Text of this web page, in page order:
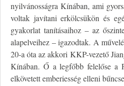
nyilvánosságra Kínában, ami
voltak javítani erkölcsükön és
gyakorlat tanításaihoz – az
alapelveihez – igazodtak. A
20-a óta az akkori KKP-vezető
Kínában. Ő a legfőbb felelőse a
elkövetett emberiesség elleni